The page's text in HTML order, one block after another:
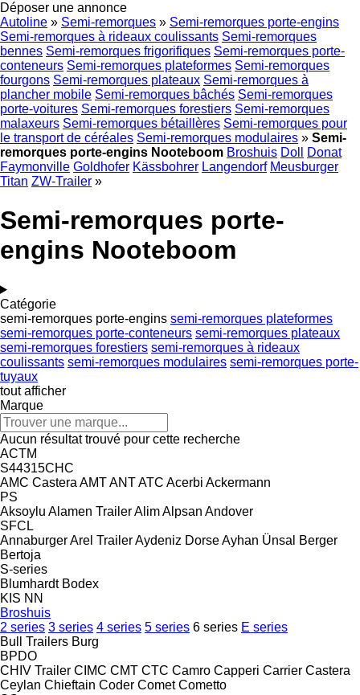
Déposer une annonce
Autoline » Semi-remorques » Semi-remorques porte-engins
Semi-remorques à rideaux coulissants Semi-remorques
bennes Semi-remorques frigorifiques Semi-remorques porte-
conteneurs Semi-remorques plateformes Semi-remorques
fourgons Semi-remorques plateaux Semi-remorques à
plancher mobile Semi-remorques bâchés Semi-remorques
porte-voitures Semi-remorques forestiers Semi-remorques
malaxeurs Semi-remorques bétaillères Semi-remorques pour
le transport de céréales Semi-remorques modulaires » Semi-
remorques porte-engins Nooteboom Broshuis Doll
Donat
Faymonville Goldhofer Kässbohrer Langendorf Meusburger
Titan ZW-Trailer »
Semi-remorques porte-
engins Nooteboom
Catégorie
semi-remorques porte-engins semi-remorques plateformes
semi-remorques porte-conteneurs semi-remorques plateaux
semi-remorques forestiers semi-remorques à rideaux
coulissants semi-remorques modulaires semi-remorques porte-
tuyaux
tout afficher
Marque
Aucun résultat trouvé pour cette recherche
ACTM
S44315CHC
AMC Castera AMTANTATC Acerbi Ackermann
PS
Aksoylu Alamen TrailerAlimAlpsan Andover
SFCL
AnnaburgerArel TrailerAydeniz DorseAyhan Ünsal
Berger
Bertoja
S-series
Blumhardt Bodex
KIS NN
Broshuis
2 series 3 series 4 series 5 series 6 series E series
Bull Trailers Burg
BPDO
CHIV Trailer CIMC CMT CTC Camro Capperi Carrier Castera
Ceylan Chieftain Coder Comet Cometto